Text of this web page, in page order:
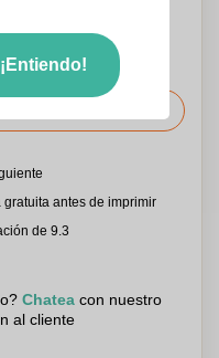
antes de imprimir
de 9.3
Chateacon nuestro
al cliente
¡Entiendo!